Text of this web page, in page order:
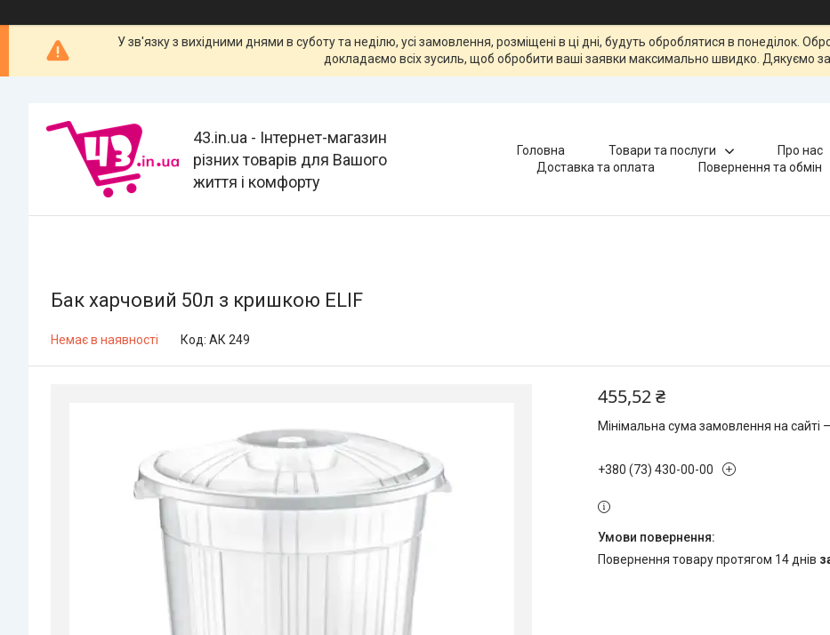
У зв'язку з вихідними днями в суботу та неділю, усі замовлення, розміщені в ці дні, будуть оброблятися в понеділок.
докладаємо всіх зусиль, щоб обробити ваші заявки максимально швидко. Дякуємо
43.in.ua - Інтернет-магазин
різних товарів для Вашого
життя і комфорту
Головна Товари та послуги Про нас
Доставка та оплата
Повернення та обмін
Бак харчовий 50л з кришкою ELIF
Немає в наявності Код: АК 249
455,52 ₴
Мінімальна сума замовлення на сайті
+380 (73) 430-00-00
повернення товару протягом 14 днів